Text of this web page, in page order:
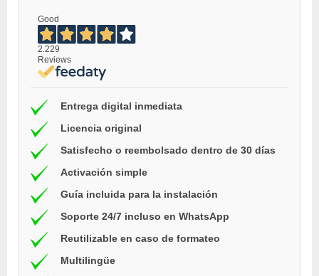
Good
2.229
Reviews
Entrega digital inmediata
Licencia original
Satisfecho o reembolsado dentro de 30 días
Activación simple
Guía incluida para la instalación
Soporte 24/7 incluso en WhatsApp
Reutilizable en caso de formateo
Multilingüe